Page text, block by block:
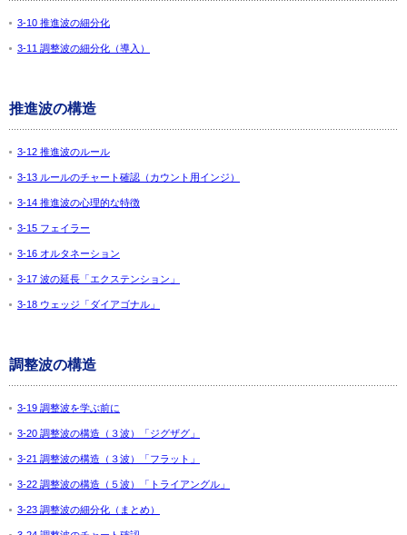
3-10 推進波の細分化
3-11 調整波の細分化（導入）
推進波の構造
3-12 推進波のルール
3-13 ルールのチャート確認（カウント用インジ）
3-14 推進波の心理的な特徴
3-15 フェイラー
3-16 オルタネーション
3-17 波の延長「エクステンション」
3-18 ウェッジ「ダイアゴナル」
調整波の構造
3-19 調整波を学ぶ前に
3-20 調整波の構造（３波）「ジグザグ」
3-21 調整波の構造（３波）「フラット」
3-22 調整波の構造（５波）「トライアングル」
3-23 調整波の細分化（まとめ）